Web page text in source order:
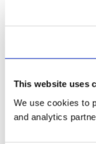
This website uses
We use cookies to
and analytics